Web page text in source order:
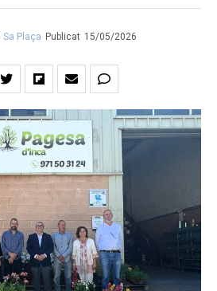
Sa Plaça Publicat 15/05/2026